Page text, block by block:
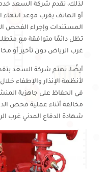
لذلك، تقدم شركة السعد خدمة
أو الهاتف بقرب موعد انتهاء
المستندات وإجراء الفحص
تظل دائمًا متوافقة مع
غرب الرياض دون تأخير أو
أيضًا، تهتم شركة السعد
لأنظمة الإنذار والإطفاء
في الحفاظ على جاهزية
مخالفة أثناء عملية فحص
شهادة الدفاع المدني غرب